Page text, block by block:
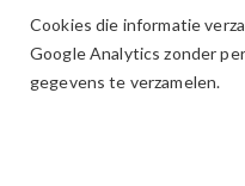
Cookies die informatie
Google Analytics zonder
gegevens te verzamelen.